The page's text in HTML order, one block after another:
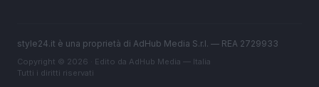
style24.it è una proprietà di AdHub Media S.r.l. — REA 2729933
Copyright © 2026 · Edito da AdHub Media — Italia
Tutti i diritti riservati